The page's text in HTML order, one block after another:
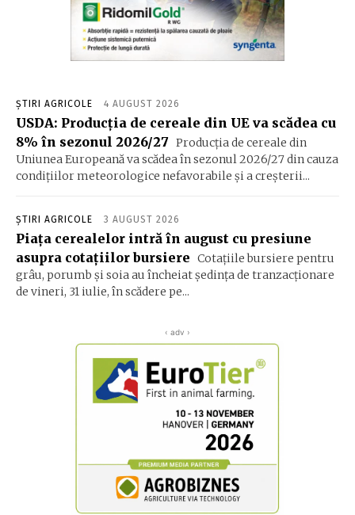
ȘTIRI AGRICOLE 4 AUGUST 2026
USDA: Producția de cereale din UE va scădea cu
8% în sezonul 2026/27 Producția de cereale din
Uniunea Europeană va scădea în sezonul 2026/27 din cauza
condițiilor meteorologice nefavorabile și a creșterii...
ȘTIRI AGRICOLE 3 AUGUST 2026
Piața cerealelor intră în august cu presiune
asupra cotațiilor bursiere Cotațiile bursiere pentru
grâu, porumb și soia au încheiat ședința de tranzacționare
de vineri, 31 iulie, în scădere pe...
‹ adv ›